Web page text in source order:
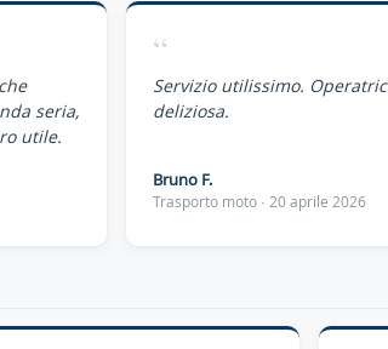
seria,
utile.
“
Servizio utilissimo.
deliziosa.
Bruno F.
Trasporto moto · 20 aprile 2026